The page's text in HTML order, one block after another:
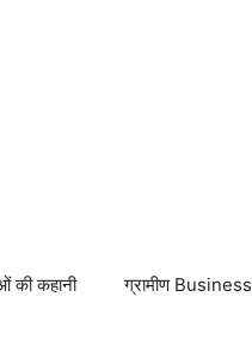
कहानी ग्रामीण Business